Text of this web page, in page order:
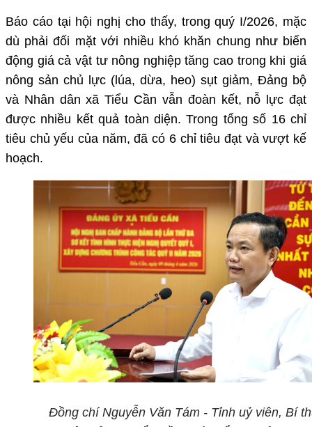
Báo cáo tại hội nghị cho thấy, trong quý I/2026, mặc
dù phải đối mặt với nhiều khó khăn chung như biến
động giá cả vật tư nông nghiệp tăng cao trong khi giá
nông sản chủ lực (lúa, dừa, heo) sụt giảm, Đảng bộ
và Nhân dân xã Tiểu Cần vẫn đoàn kết, nỗ lực đạt
được nhiều kết quả toàn diện. Trong tổng số 16 chỉ
tiêu chủ yếu của năm, đã có 6 chỉ tiêu đạt và vượt kế
hoạch.
Đồng chí Nguyễn Văn Tám - Tỉnh uỷ viên, Bí